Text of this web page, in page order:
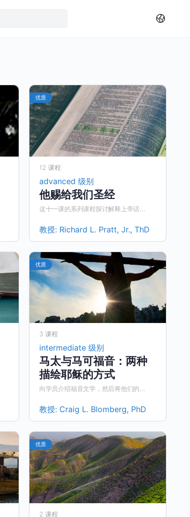
优质
12 课程
advanced 级别
他赐给我们圣经
这十一课的系列课程探讨解释上帝话...
教授: Richard L. Pratt, Jr., ThD
优质
3 课程
intermediate 级别
马太与马可福音：两种
描绘耶稣的方式
向学员介绍福音文学，然后将他们的...
教授: Craig L. Blomberg, PhD
优质
2 课程